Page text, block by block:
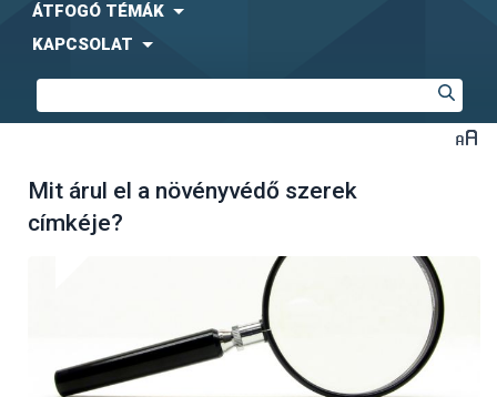
ÁTFOGÓ TÉMÁK
KAPCSOLAT
Mit árul el a növényvédő szerek
címkéje?